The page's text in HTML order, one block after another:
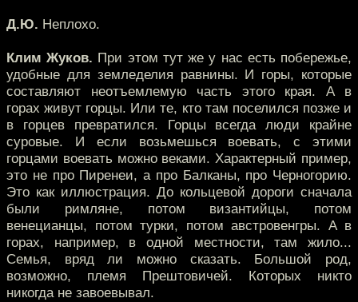
Д.Ю. Неплохо.
Клим Жуков. При этом тут же у нас есть побережье,
удобные для земледелия равнины. И горы, которые
составляют неотъемлемую часть этого края. А в
горах живут горцы. Или те, кто там поселился позже и
в горцев превратился. Горцы всегда люди крайне
суровые. И если возьмешься воевать, с этими
горцами воевать можно веками. Характерный пример,
это не про Пиренеи, а про Балканы, про Черногорию.
Это как иллюстрация. До кольцевой дороги сначала
были римляне, потом византийцы, потом
венецианцы, потом турки, потом австровенгры. А в
горах, например, в одной местности, там жило...
Семья, вряд ли можно сказать. Большой род,
возможно, племя Прештовичей. Которых никто
никогда не завоевывал.